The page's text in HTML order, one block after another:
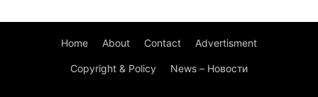
Home About Contact Advertisment
Copyright & Policy News – Новости